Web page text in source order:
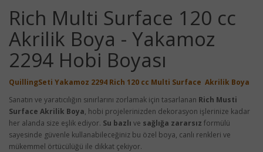
Rich Multi Surface 120 cc
Akrilik Boya - Yakamoz
2294 Hobi Boyası
QuillingSeti Yakamoz 2294 Rich 120 cc Multi Surface Akrilik Boya
Sanatın ve yaratıcılığın sınırlarını zorlamak için tasarlanan Rich Musti
Surface Akrilik Boya, hobi projelerinizden dekorasyon işlerinize kadar
her alanda size eşlik ediyor. Su bazlı ve sağlığa zararsız formülü
sayesinde güvenle kullanabileceğiniz bu özel boya, canlı renkleri ve
mükemmel örtücülüğü ile dikkat çekiyor.